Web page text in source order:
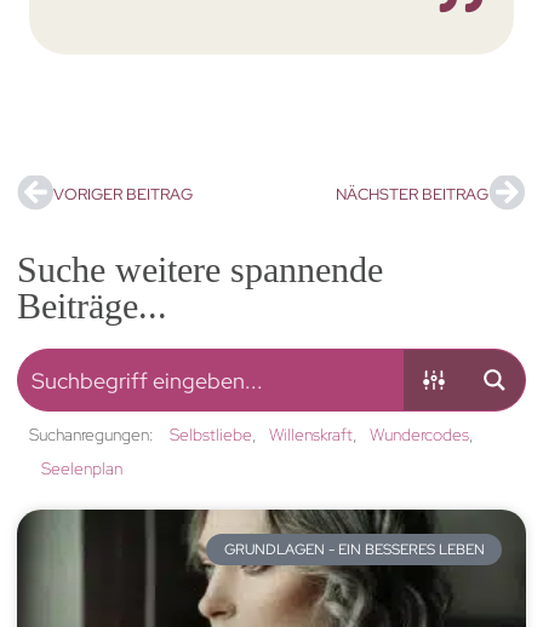
VORIGER BEITRAG NÄCHSTER BEITRAG
Suche weitere spannende
Beiträge...
Suchanregungen: Selbstliebe Willenskraft
Wundercodes
Seelenplan
GRUNDLAGEN - EIN BESSERES LEBEN